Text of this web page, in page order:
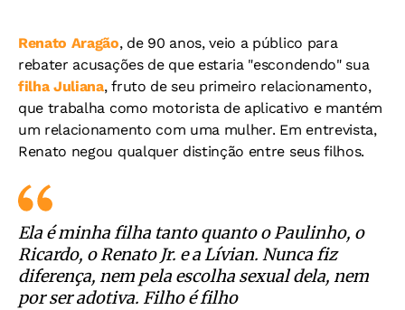
Renato Aragão, de 90 anos, veio a público para
rebater acusações de que estaria "escondendo" sua
filha Juliana, fruto de seu primeiro relacionamento,
que trabalha como motorista de aplicativo e mantém
um relacionamento com uma mulher. Em entrevista,
Renato negou qualquer distinção entre seus filhos.
Ela é minha filha tanto quanto o Paulinho, o
Ricardo, o Renato Jr. e a Lívian. Nunca fiz
diferença, nem pela escolha sexual dela, nem
por ser adotiva. Filho é filho